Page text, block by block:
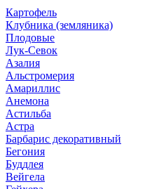
Картофель
Клубника (земляника)
Плодовые
Лук-Севок
Азалия
Альстромерия
Амариллис
Анемона
Астильба
Астра
Барбарис декоративный
Бегония
Буддлея
Вейгела